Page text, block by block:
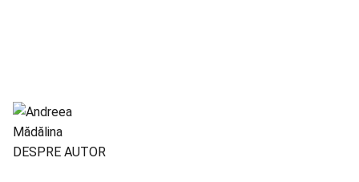
DESPRE AUTOR